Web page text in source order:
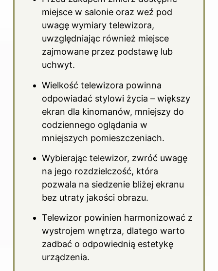
miejsce w salonie oraz weź pod
uwagę wymiary telewizora,
uwzględniając również miejsce
zajmowane przez podstawę lub
uchwyt.
Wielkość telewizora powinna
odpowiadać stylowi życia – większy
ekran dla kinomanów, mniejszy do
codziennego oglądania w
mniejszych pomieszczeniach.
Wybierając telewizor, zwróć uwagę
na jego rozdzielczość, która
pozwala na siedzenie bliżej ekranu
bez utraty jakości obrazu.
Telewizor powinien harmonizować z
wystrojem wnętrza, dlatego warto
zadbać o odpowiednią estetykę
urządzenia.